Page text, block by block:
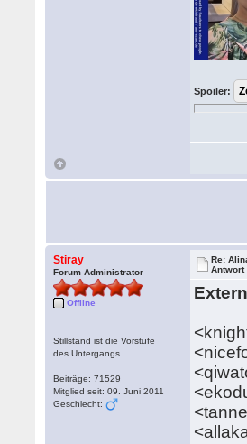
Spoiler:
Stiray
Forum Administrator
Offline
Stillstand ist die Vorstufe
des Untergangs
Beiträge: 71529
Mitglied seit: 09. Juni 2011
Geschlecht:
Re: